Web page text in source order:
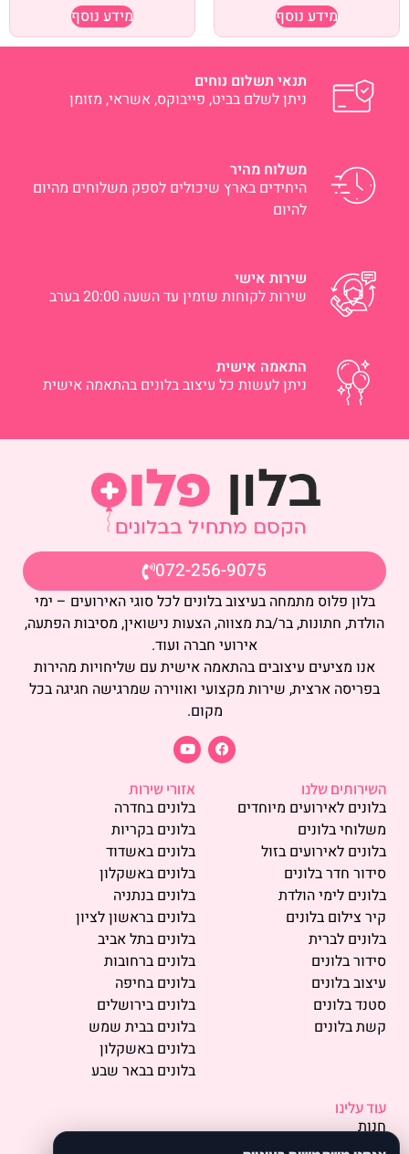
מידע נוסף
מידע נוסף
תנאי תשלום נוחים
ניתן לשלם בביט, פייבוקס, אשראי, מזומן
משלוח מהיר
היחידים בארץ שיכולים לספק משלוחים מהיום
להיום
שירות אישי
שירות לקוחות שזמין עד השעה 20:00 בערב
התאמה אישית
ניתן לעשות כל עיצוב בלונים בהתאמה אישית
072-256-9075
בלון פלוס מתמחה בעיצוב בלונים לכל סוגי האירועים – ימי
הולדת, חתונות, בר/בת מצווה, הצעות נישואין, מסיבות הפתעה,
אירועי חברה ועוד.
אנו מציעים עיצובים בהתאמה אישית עם שליחויות מהירות
בפריסה ארצית, שירות מקצועי ואווירה שמרגישה חגיגה בכל
מקום.
השירותים שלנו
בלונים לאירועים מיוחדים
משלוחי בלונים
בלונים לאירועים בזול
סידור חדר בלונים
בלונים לימי הולדת
קיר צילום בלונים
בלונים לברית
סידור בלונים
עיצוב בלונים
סטנד בלונים
קשת בלונים
אזורי שירות
בלונים בחדרה
בלונים בקריות
בלונים באשדוד
בלונים באשקלון
בלונים בנתניה
בלונים בראשון לציון
בלונים בתל אביב
בלונים ברחובות
בלונים בחיפה
בלונים בירושלים
בלונים בבית שמש
בלונים באשקלון
בלונים בבאר שבע
עוד עלינו
חנות
פרסמו אצלנו